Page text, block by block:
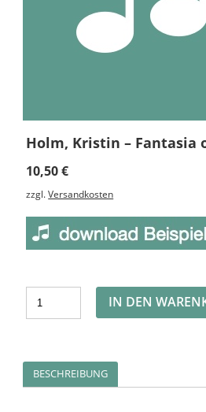
Holm, Kristin – Fantasia
10,50€
zzgl.Versandkosten
IN DEN
BESCHREIBUNG